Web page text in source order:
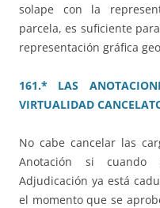
solape con la
parcela, es suficiente
representación gráfica
161.* LAS
VIRTUALIDAD
No cabe cancelar las
Anotación si
Adjudicación ya está
el momento que se